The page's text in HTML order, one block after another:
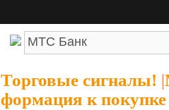
Торговые сигналы! |
формация к покупке